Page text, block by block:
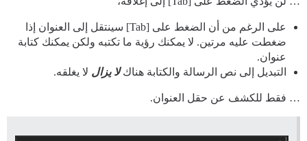
على الرغم من أن الضغط على [Tab] سينتقل إلى العنوان إذا
ضغطت عليه مرتين. لا يمكنك رؤية ما تكتبه ولكن يمكنك كتابة
عنوان.
التبديل إلى نص الرسالة والكتابة هناكلا يزال لا يغلقه.
… فقط للكشف عن حقل العنوان.